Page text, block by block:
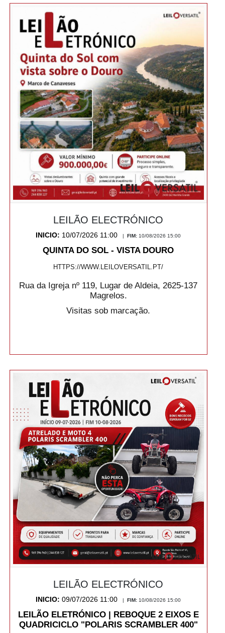
LEILÃO ELECTRÓNICO
INICIO: 10/07/2026 11:00 |FIM:10/08/2026 15:00
QUINTA DO SOL - VISTA DOURO
HTTPS://WWW.LEILOVERSATIL.PT/
Rua da Igreja nº 119, Lugar de Aldeia, 2625-137
Magrelos.
Visitas sob marcação.
LEILÃO ELECTRÓNICO
INICIO:09/07/2026 11:00 FIM:10/08/2026 15:00
LEILÃO ELETRÓNICO | REBOQUE 2 EIXOS E
QUADRICICLO "POLARIS SCRAMBLER 400"